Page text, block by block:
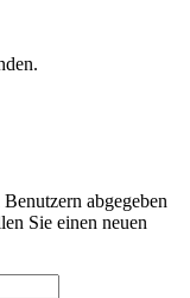
abgegeben
Sie einen neuen